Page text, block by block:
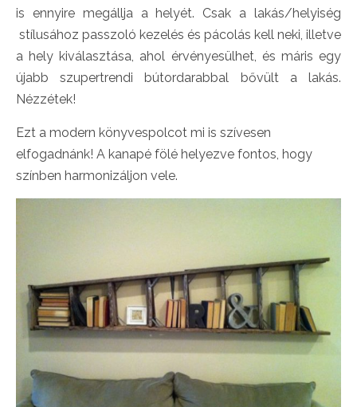
is ennyire megállja a helyét. Csak a lakás/helyiség
stílusához passzoló kezelés és pácolás kell neki, illetve
a hely kiválasztása, ahol érvényesülhet, és máris egy
újabb szupertrendi bútordarabbal bővült a lakás.
Nézzétek!
Ezt a modern könyvespolcot mi is szívesen
elfogadnánk! A kanapé fölé helyezve fontos, hogy
színben harmonizáljon vele.